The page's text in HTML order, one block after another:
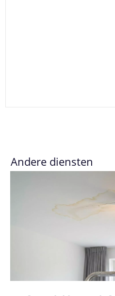
Andere diensten